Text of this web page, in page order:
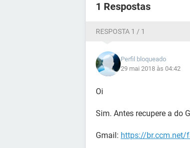
1 Respostas
RESPOSTA 1 / 1
Perfil bloqueado
29 mai 2018 às 04:42
Oi
Sim. Antes recupere a do
Gmail: https://br.ccm.net/